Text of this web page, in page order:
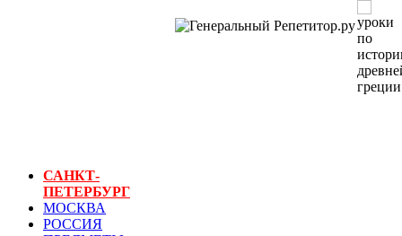
САНКТ-
ПЕТЕРБУРГ
МОСКВА
РОССИЯ